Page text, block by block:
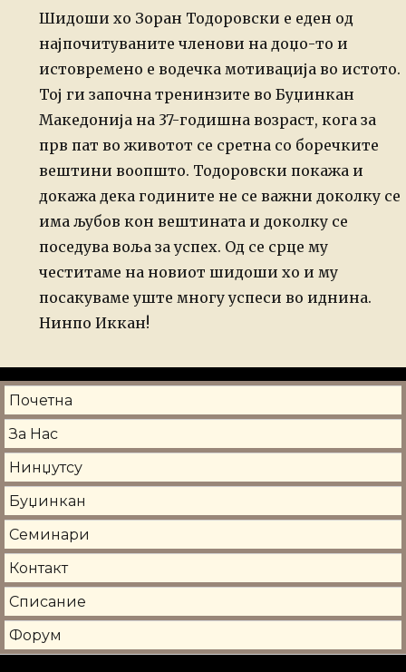
Шидоши хо Зоран Тодоровски е еден од
најпочитуваните членови на доџо-то и
истовремено е водечка мотивација во истото.
Тој ги започна тренинзите во Буџинкан
Македонија на 37-годишна возраст, кога за
прв пат во животот се сретна со боречките
вештини воопшто. Тодоровски покажа и
докажа дека годините не се важни доколку се
има љубов кон вештината и доколку се
поседува воља за успех. Од се срце му
честитаме на новиот шидоши хо и му
посакуваме уште многу успеси во иднина.
Нинпо Иккан!
Почетна
За Нас
Нинџутсу
Буџинкан
Семинари
Контакт
Списание
Форум